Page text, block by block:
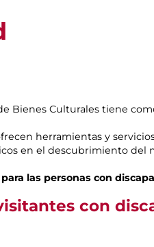
Bienes Culturales tiene
herramientas y
en el descubrimiento del
las personas con
con